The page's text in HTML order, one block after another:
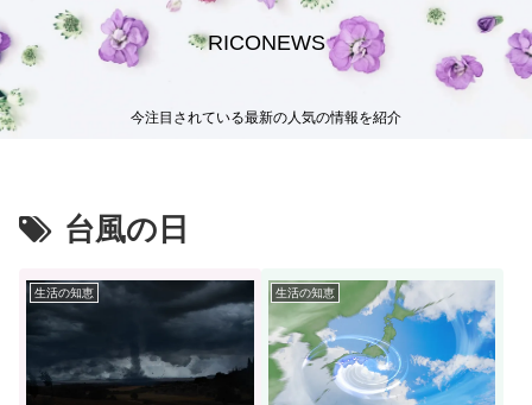
RICONEWS
今注目されている最新の人気の情報を紹介
台風の日
生活の知恵 生活の知恵